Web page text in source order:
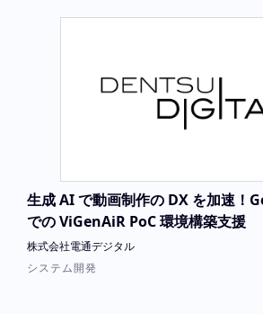
生成 AI で動画制作の DX を加速！
での ViGenAiR PoC 環境構築支援
株式会社電通デジタル
システム開発